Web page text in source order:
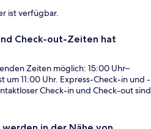
ist verfügbar.
Check-out-Zeiten hat
Zeiten möglich: 15:00 Uhr–
um 11:00 Uhr. Express-Check-in und -
Check-in und Check-out sind